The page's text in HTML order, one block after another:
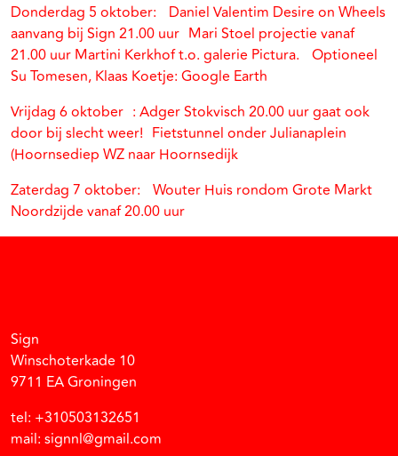
Donderdag 5 oktober: Daniel Valentim Desire on Wheels
aanvang bij Sign 21.00 uur Mari Stoel projectie vanaf
21.00 uur Martini Kerkhof t.o. galerie Pictura. Optioneel
Su Tomesen, Klaas Koetje: Google Earth
Vrijdag 6 oktober : Adger Stokvisch 20.00 uur gaat ook
door bij slecht weer! Fietstunnel onder Julianaplein
(Hoornsediep WZ naar Hoornsedijk
Zaterdag 7 oktober: Wouter Huis rondom Grote Markt
Noordzijde vanaf 20.00 uur
Sign
Winschoterkade 10
9711 EA Groningen
tel: +310503132651
mail: signnl@gmail.com